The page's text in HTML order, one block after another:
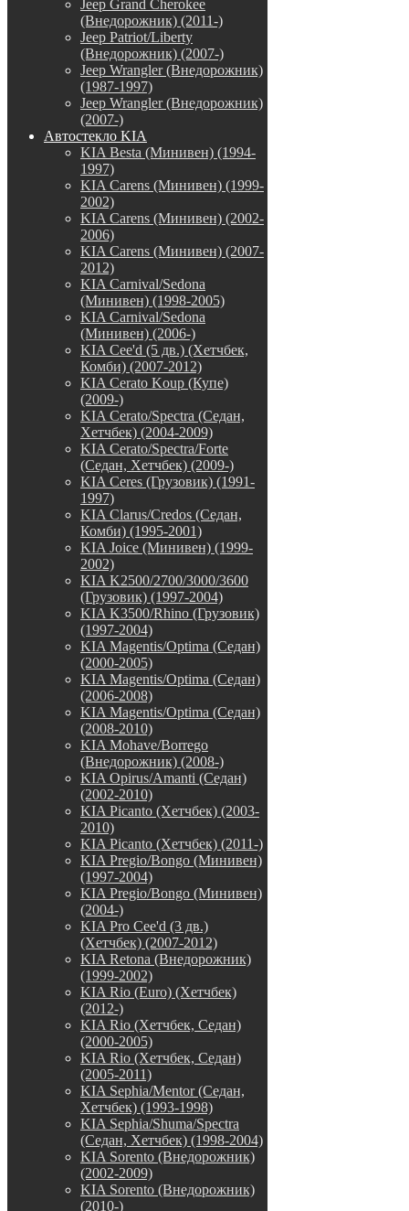
Jeep Grand Cherokee
(Внедорожник) (2011-)
Jeep Patriot/Liberty
(Внедорожник) (2007-)
Jeep Wrangler (Внедорожник)
(1987-1997)
Jeep Wrangler (Внедорожник)
(2007-)
Автостекло KIA
KIA Besta (Минивен) (1994-
1997)
KIA Carens (Минивен) (1999-
2002)
KIA Carens (Минивен) (2002-
2006)
KIA Carens (Минивен) (2007-
2012)
KIA Carnival/Sedona
(Минивен) (1998-2005)
KIA Carnival/Sedona
(Минивен) (2006-)
KIA Cee'd (5 дв.) (Хетчбек,
Комби) (2007-2012)
KIA Cerato Koup (Купе)
(2009-)
KIA Cerato/Spectra (Седан,
Хетчбек) (2004-2009)
KIA Cerato/Spectra/Forte
(Седан, Хетчбек) (2009-)
KIA Ceres (Грузовик) (1991-
1997)
KIA Clarus/Credos (Седан,
Комби) (1995-2001)
KIA Joice (Минивен) (1999-
2002)
KIA K2500/2700/3000/3600
(Грузовик) (1997-2004)
KIA K3500/Rhino (Грузовик)
(1997-2004)
KIA Magentis/Optima (Седан)
(2000-2005)
KIA Magentis/Optima (Седан)
(2006-2008)
KIA Magentis/Optima (Седан)
(2008-2010)
KIA Mohave/Borrego
(Внедорожник) (2008-)
KIA Opirus/Amanti (Седан)
(2002-2010)
KIA Picanto (Хетчбек) (2003-
2010)
KIA Picanto (Хетчбек) (2011-)
KIA Pregio/Bongo (Минивен)
(1997-2004)
KIA Pregio/Bongo (Минивен)
(2004-)
KIA Pro Cee'd (3 дв.)
(Хетчбек) (2007-2012)
KIA Retona (Внедорожник)
(1999-2002)
KIA Rio (Euro) (Хетчбек)
(2012-)
KIA Rio (Хетчбек, Седан)
(2000-2005)
KIA Rio (Хетчбек, Седан)
(2005-2011)
KIA Sephia/Mentor (Седан,
Хетчбек) (1993-1998)
KIA Sephia/Shuma/Spectra
(Седан, Хетчбек) (1998-2004)
KIA Sorento (Внедорожник)
(2002-2009)
KIA Sorento (Внедорожник)
(2010-)